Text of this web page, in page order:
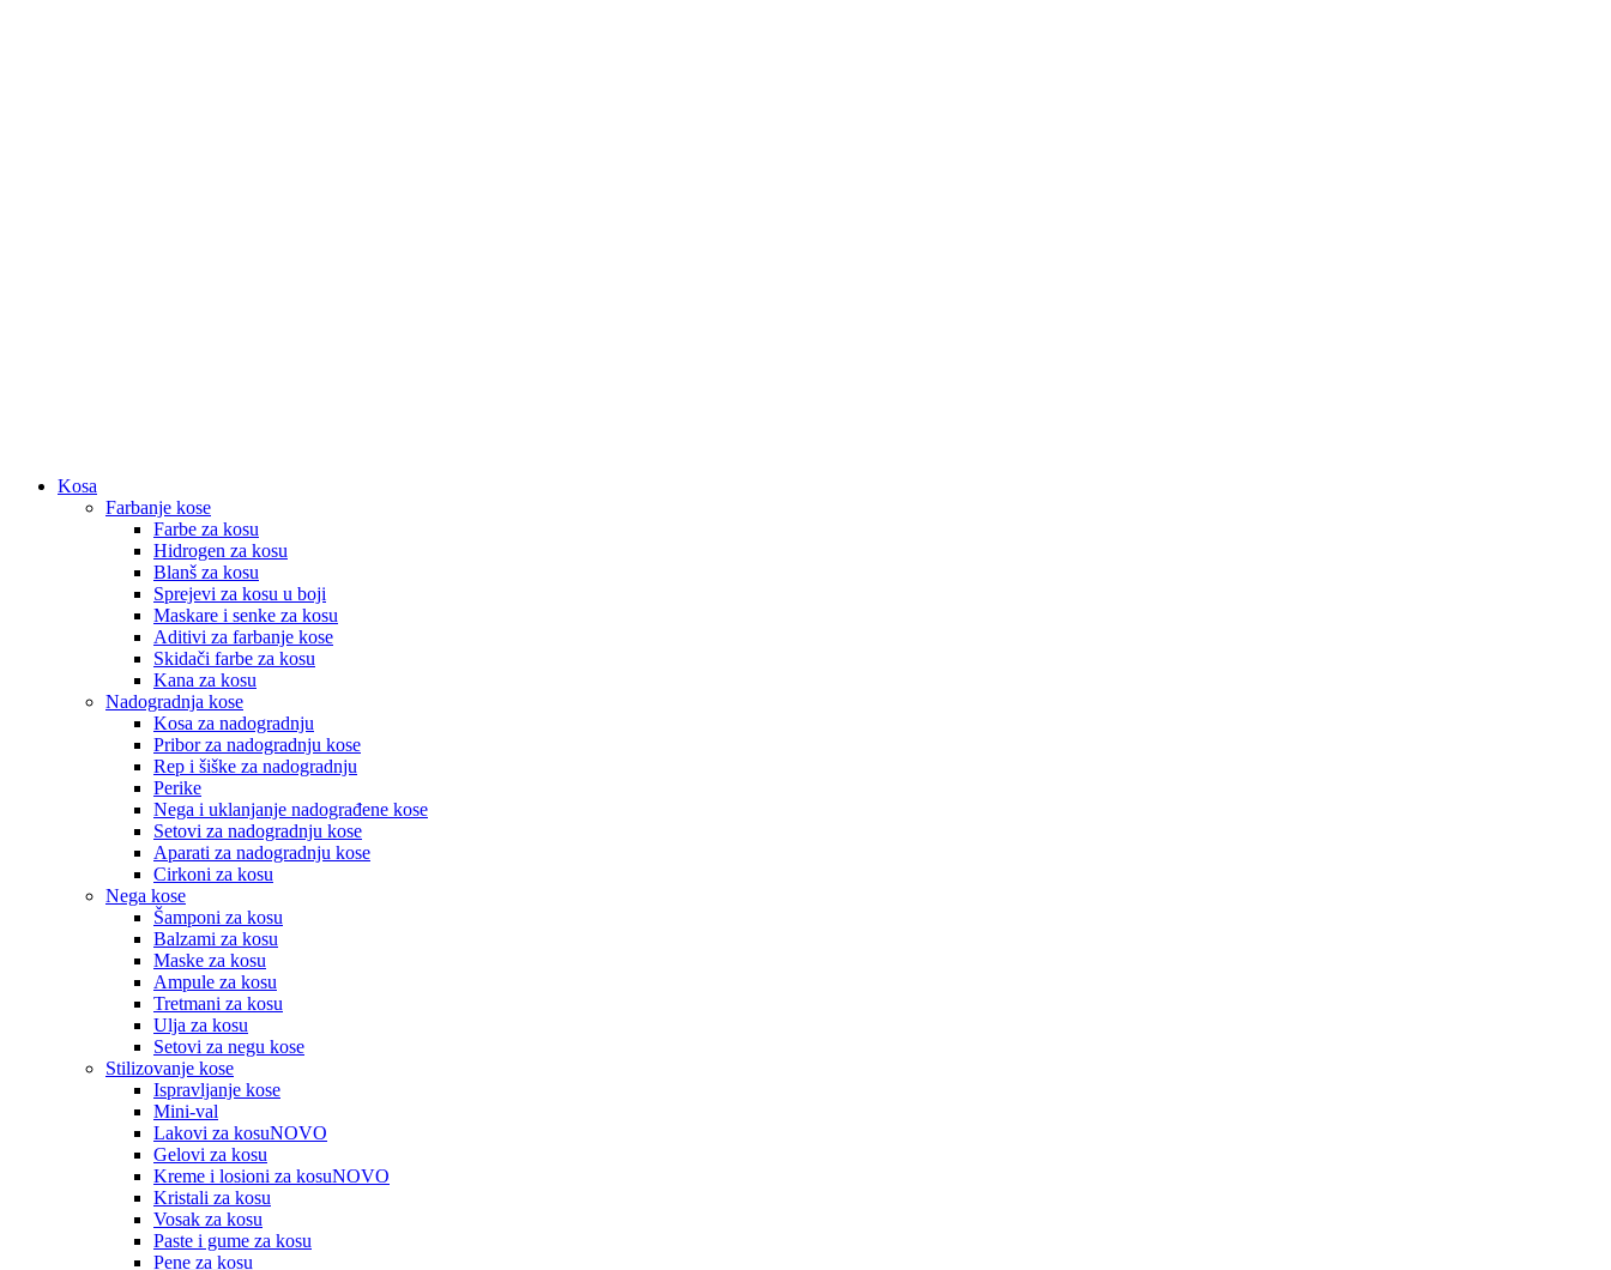
Kosa
Farbanje kose
Farbe za kosu
Hidrogen za kosu
Blanš za kosu
Sprejevi za kosu u boji
Maskare i senke za kosu
Aditivi za farbanje kose
Skidači farbe za kosu
Kana za kosu
Nadogradnja kose
Kosa za nadogradnju
Pribor za nadogradnju kose
Rep i šiške za nadogradnju
Perike
Nega i uklanjanje nadograđene kose
Setovi za nadogradnju kose
Aparati za nadogradnju kose
Cirkoni za kosu
Nega kose
Šamponi za kosu
Balzami za kosu
Maske za kosu
Ampule za kosu
Tretmani za kosu
Ulja za kosu
Setovi za negu kose
Stilizovanje kose
Ispravljanje kose
Mini-val
Lakovi za kosuNOVO
Gelovi za kosu
Kreme i losioni za kosuNOVO
Kristali za kosu
Vosak za kosu
Paste i gume za kosu
Pene za kosu